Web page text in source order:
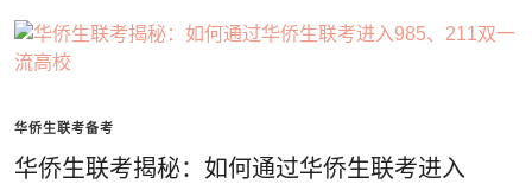
华侨生联考备考
华侨生联考揭秘：如何通过华侨生联考进入